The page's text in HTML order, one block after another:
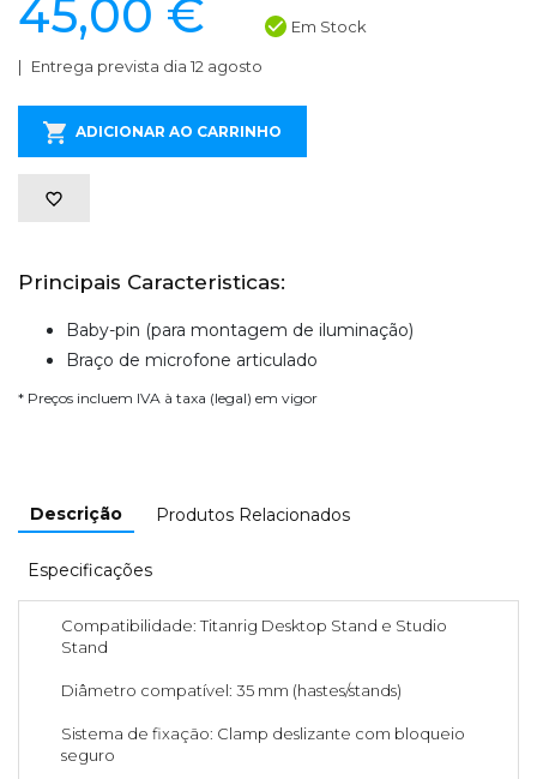
45,00 € Em Stock
Entrega prevista dia 12 agosto
ADICIONAR AO CARRINHO
Principais Caracteristicas:
Baby-pin (para montagem de iluminação)
Braço de microfone articulado
* Preços incluem IVA à taxa (legal) em vigor
Descrição Produtos Relacionados
Especificações
Compatibilidade: Titanrig Desktop Stand e Studio
Stand
Diâmetro compatível: 35 mm (hastes/stands)
Sistema de fixação: Clamp deslizante com bloqueio
seguro